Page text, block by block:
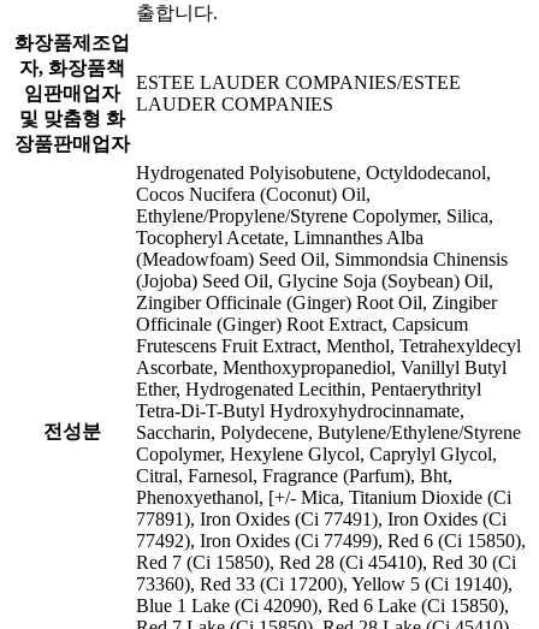
출합니다.
화장품제조업
자, 화장품책
임판매업자
및 맞춤형 화
장품판매업자
ESTEE LAUDER COMPANIES/ESTEE
LAUDER COMPANIES
전성분
Hydrogenated Polyisobutene, Octyldodecanol,
Cocos Nucifera (Coconut) Oil,
Ethylene/Propylene/Styrene Copolymer, Silica,
Tocopheryl Acetate, Limnanthes Alba
(Meadowfoam) Seed Oil, Simmondsia Chinensis
(Jojoba) Seed Oil, Glycine Soja (Soybean) Oil,
Zingiber Officinale (Ginger) Root Oil, Zingiber
Officinale (Ginger) Root Extract, Capsicum
Frutescens Fruit Extract, Menthol, Tetrahexyldecyl
Ascorbate, Menthoxypropanediol, Vanillyl Butyl
Ether, Hydrogenated Lecithin, Pentaerythrityl
Tetra-Di-T-Butyl Hydroxyhydrocinnamate,
Saccharin, Polydecene, Butylene/Ethylene/Styrene
Copolymer, Hexylene Glycol, Caprylyl Glycol,
Citral, Farnesol, Fragrance (Parfum), Bht,
Phenoxyethanol, [+/- Mica, Titanium Dioxide (Ci
77891), Iron Oxides (Ci 77491), Iron Oxides (Ci
77492), Iron Oxides (Ci 77499), Red 6 (Ci 15850),
Red 7 (Ci 15850), Red 28 (Ci 45410), Red 30 (Ci
73360), Red 33 (Ci 17200), Yellow 5 (Ci 19140),
Blue 1 Lake (Ci 42090), Red 6 Lake (Ci 15850),